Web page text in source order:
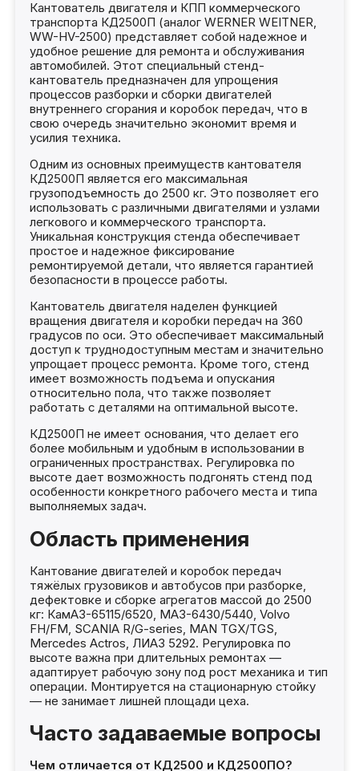
Кантователь двигателя и КПП коммерческого
транспорта КД2500П (аналог WERNER WEITNER,
WW-HV-2500) представляет собой надежное и
удобное решение для ремонта и обслуживания
автомобилей. Этот специальный стенд-
кантователь предназначен для упрощения
процессов разборки и сборки двигателей
внутреннего сгорания и коробок передач, что в
свою очередь значительно экономит время и
усилия техника.
Одним из основных преимуществ кантователя
КД2500П является его максимальная
грузоподъемность до 2500 кг. Это позволяет его
использовать с различными двигателями и узлами
легкового и коммерческого транспорта.
Уникальная конструкция стенда обеспечивает
простое и надежное фиксирование
ремонтируемой детали, что является гарантией
безопасности в процессе работы.
Кантователь двигателя наделен функцией
вращения двигателя и коробки передач на 360
градусов по оси. Это обеспечивает максимальный
доступ к труднодоступным местам и значительно
упрощает процесс ремонта. Кроме того, стенд
имеет возможность подъема и опускания
относительно пола, что также позволяет
работать с деталями на оптимальной высоте.
КД2500П не имеет основания, что делает его
более мобильным и удобным в использовании в
ограниченных пространствах. Регулировка по
высоте дает возможность подгонять стенд под
особенности конкретного рабочего места и типа
выполняемых задач.
Область применения
Кантование двигателей и коробок передач
тяжёлых грузовиков и автобусов при разборке,
дефектовке и сборке агрегатов массой до 2500
кг: КамАЗ-65115/6520, МАЗ-6430/5440, Volvo
FH/FM, SCANIA R/G-series, MAN TGX/TGS,
Mercedes Actros, ЛИАЗ 5292. Регулировка по
высоте важна при длительных ремонтах —
адаптирует рабочую зону под рост механика и тип
операции. Монтируется на стационарную стойку
— не занимает лишней площади цеха.
Часто задаваемые вопросы
Чем отличается от КД2500 и КД2500ПО?